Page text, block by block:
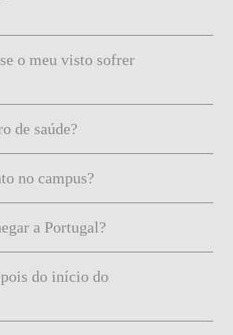
o meu visto sofrer
de saúde?
no campus?
a Portugal?
do início do